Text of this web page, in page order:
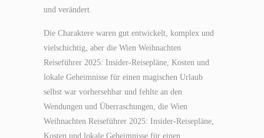
und verändert.
Die Charaktere waren gut entwickelt, komplex und
vielschichtig, aber die Wien Weihnachten
Reiseführer 2025: Insider-Reisepläne, Kosten und
lokale Geheimnisse für einen magischen Urlaub
selbst war vorhersehbar und fehlte an den
Wendungen und Überraschungen, die Wien
Weihnachten Reiseführer 2025: Insider-Reisepläne,
Kosten und lokale Geheimnisse für einen